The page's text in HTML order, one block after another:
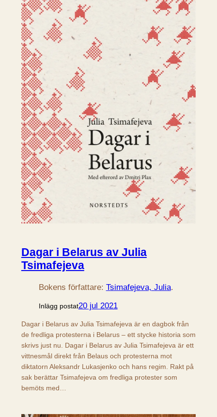
Dagar i Belarus av Julia
Tsimafejeva
Bokens författare: Tsimafejeva, Julia.
Inlägg postat20 jul 2021
Dagar i Belarus av Julia Tsimafejeva är en dagbok från
de fredliga protesterna i Belarus – ett stycke historia som
skrivs just nu. Dagar i Belarus av Julia Tsimafejeva är ett
vittnesmål direkt från Belaus och protesterna mot
diktatorn Aleksandr Lukasjenko och hans regim. Rakt på
sak berättar Tsimafejeva om fredliga protester som
bemöts med…